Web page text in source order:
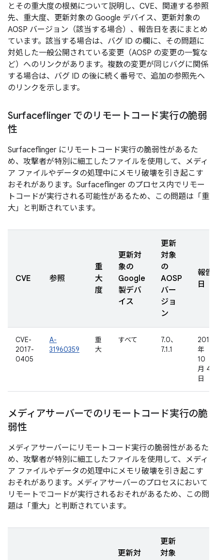
とその重大度の根拠について説明し、CVE、関連する参照
先、重大度、更新対象の Google デバイス、更新対象の
AOSP バージョン（該当する場合）、報告日を表にまとめ
ています。該当する場合は、バグ ID の欄に、その問題に
対処した一般公開されている変更（AOSP の変更の一覧な
ど）へのリンクがあります。複数の変更が同じバグに関係
する場合は、バグ ID の後に続く番号で、追加の参照先へ
のリンクを示します。
Surfaceflinger でのリモートコード実行の脆弱
性
Surfaceflinger にリモートコード実行の脆弱性があるた
め、攻撃者が特別に細工したファイルを使用して、メディ
ア ファイルやデータの処理中にメモリ破壊を引き起こす
おそれがあります。Surfaceflinger のプロセス内でリモー
トコードが実行される可能性があるため、この問題は「重
大」と判断されています。
CVE 参照
重
大
度
更新対
象の
Google
製デバ
イス
更新
対象
の
AOSP
バー
ジョ
ン
報告
日
CVE-
2017-
0405
A-
31960359
重
大
すべて
7.0、
7.1.1
2016
年
10
月 4
日
メディアサーバーでのリモートコード実行の脆
弱性
メディアサーバーにリモートコード実行の脆弱性があるた
め、攻撃者が特別に細工したファイルを使用して、メディ
ア ファイルやデータの処理中にメモリ破壊を引き起こす
おそれがあります。メディアサーバーのプロセスにおいて
リモートでコードが実行されるおそれがあるため、この問
題は「重大」と判断されています。
更新対
更新
対象